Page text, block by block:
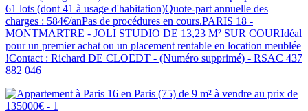
61 lots (dont 41 à usage d'habitation)Quote-part annuelle des
charges : 584€/anPas de procédures en cours.PARIS 18 -
MONTMARTRE - JOLI STUDIO DE 13,23 M² SUR COURIdéal
pour un premier achat ou un placement rentable en location meublée
!Contact : Richard DE CLOEDT - (Numéro supprimé) - RSAC 437
882 046